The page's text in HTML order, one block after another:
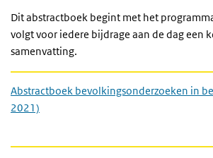
Dit abstractboek begint met het
volgt voor iedere bijdrage aan de dag een
samenvatting.
Abstractboek bevolkingsonderzoeken in
2021)